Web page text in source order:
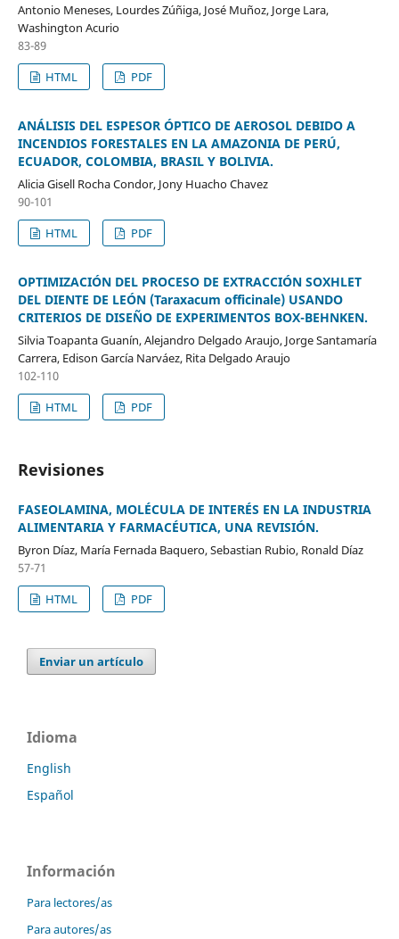
Antonio Meneses, Lourdes Zúñiga, José Muñoz, Jorge Lara,
Washington Acurio
83-89
HTML
PDF
ANÁLISIS DEL ESPESOR ÓPTICO DE AEROSOL DEBIDO A
INCENDIOS FORESTALES EN LA AMAZONIA DE PERÚ,
ECUADOR, COLOMBIA, BRASIL Y BOLIVIA.
Alicia Gisell Rocha Condor, Jony Huacho Chavez
90-101
HTML
PDF
OPTIMIZACIÓN DEL PROCESO DE EXTRACCIÓN SOXHLET
DEL DIENTE DE LEÓN (Taraxacum officinale) USANDO
CRITERIOS DE DISEÑO DE EXPERIMENTOS BOX-BEHNKEN.
Silvia Toapanta Guanín, Alejandro Delgado Araujo, Jorge Santamaría
Carrera, Edison García Narváez, Rita Delgado Araujo
102-110
HTML
PDF
Revisiones
FASEOLAMINA, MOLÉCULA DE INTERÉS EN LA INDUSTRIA
ALIMENTARIA Y FARMACÉUTICA, UNA REVISIÓN.
Byron Díaz, María Fernada Baquero, Sebastian Rubio, Ronald Díaz
57-71
HTML
PDF
Enviar un artículo
Idioma
English
Español
Información
Para lectores/as
Para autores/as